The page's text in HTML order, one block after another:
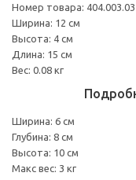
Номер товара: 404.003.03
Ширина: 12 см
Высота: 4 см
Длина: 15 см
Вес: 0.08 кг
Ширина: 6 см
Глубина: 8 см
Высота: 10 см
Макс вес: 3 кг